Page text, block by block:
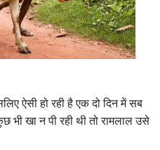
ऐसी हो रही है एक दो दिन में सब
भी खा न पी रही थी तो रामलाल उसे